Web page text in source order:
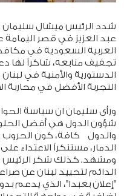
شدد الرئيس ميشال سليمان
عبد العزيز في قصر اليمامة
العربية السعودية في
تجفيف منابعه، شاكراً لها
الدستورية والأمنية في
التجربة الأفضل في محاربة
ورأى سليمان ان سياسة
شؤون الدول هي أفضل
والدول كافة، كون الحروب
الدمار، مستنكراً الاعتداء
ومشهد. كذلك شكر الرئيس
الدائم لتحييد لبنان عن
"إعلان بعبدا"، الذي يدعم